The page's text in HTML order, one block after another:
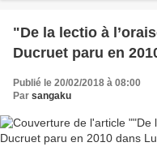
"De la lectio à
Ducruet paru en
Publié le 20/02/2018 à 08:00
Par sangaku